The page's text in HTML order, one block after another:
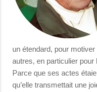
un étendard, pour
autres, en particulier
Parce que ses actes
qu’elle transmettait une